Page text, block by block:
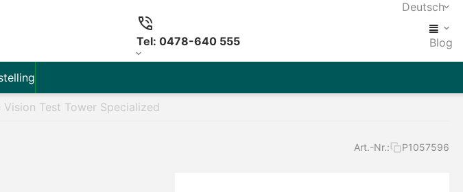
Deutsch
Tel: 0478-640 555 Blog
Test Tower Specialized
Art.-Nr.: P1057596